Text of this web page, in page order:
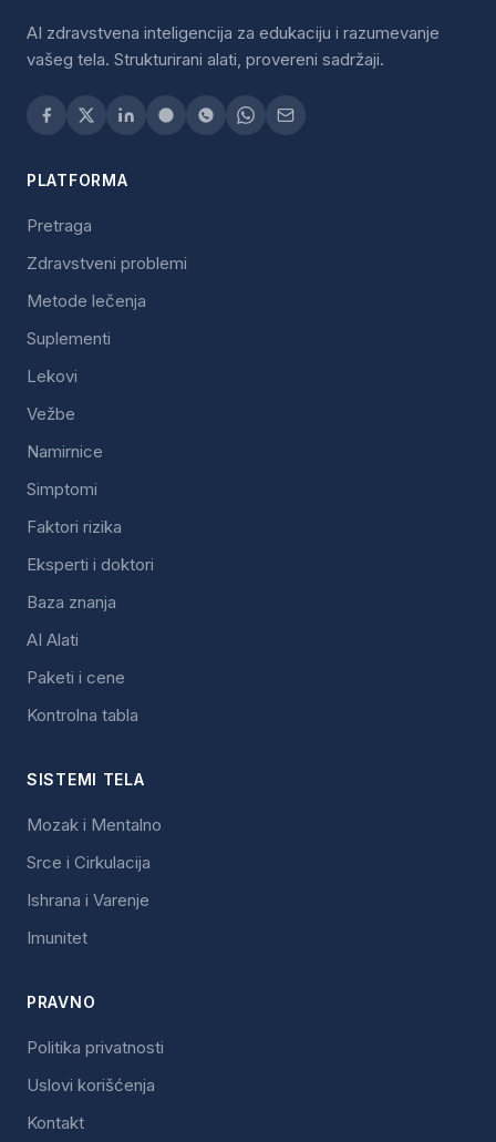
AI zdravstvena inteligencija za edukaciju i razumevanje
vašeg tela. Strukturirani alati, provereni sadržaji.
PLATFORMA
Pretraga
Zdravstveni problemi
Metode lečenja
Suplementi
Lekovi
Vežbe
Namirnice
Simptomi
Faktori rizika
Eksperti i doktori
Baza znanja
AI Alati
Paketi i cene
Kontrolna tabla
SISTEMI TELA
Mozak i Mentalno
Srce i Cirkulacija
Ishrana i Varenje
Imunitet
PRAVNO
Politika privatnosti
Uslovi korišćenja
Kontakt